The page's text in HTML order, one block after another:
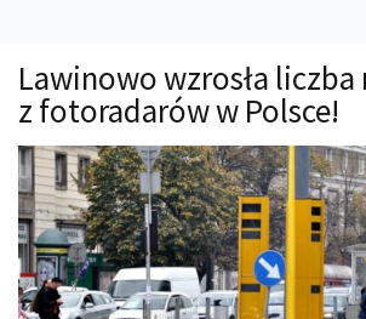
Technika jazdy
Oświetlenie
Kalkulatory
Przelicznik mocy
Auto z niemiec
Galerie
Lawinowo wzrosła
z fotoradarów w Polsce!